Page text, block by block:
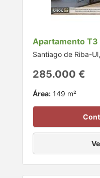
Apartamento T3
Santiago de Riba-
285.000 €
Área: 149 m²